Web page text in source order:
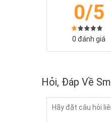
0/5
0 đánh giá
Hỏi, Đáp Về